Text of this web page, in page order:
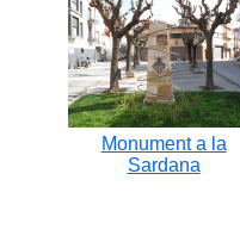
Monument a la
Sardana